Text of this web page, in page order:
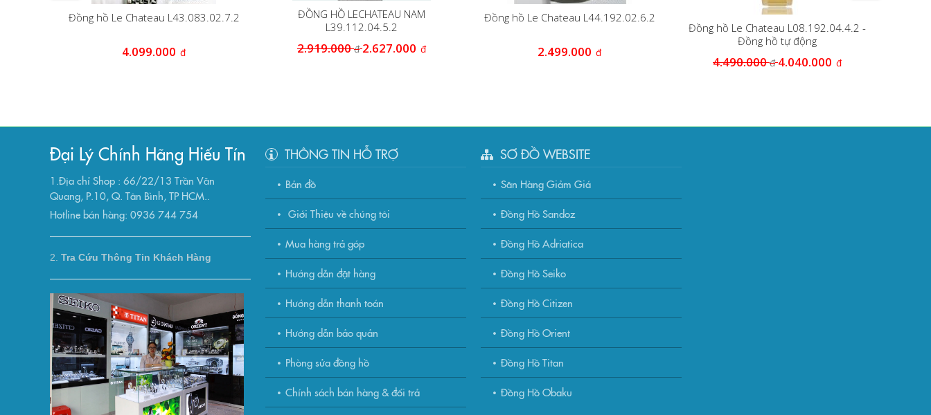
Đồng hồ Le Chateau L43.083.02.7.2
4.099.000 đ
ĐỒNG HỒ LECHATEAU NAM
L39.112.04.5.2
2.919.000đ 2.627.000 đ
Đồng hồ Le Chateau L44.192.02.6.2
2.499.000 đ
Đồng hồ Le Chateau L08.192.04.4.2 -
Đồng hồ tự động
4.490.000đ 4.040.000 đ
Đại Lý Chính Hãng Hiếu Tín
1.Địa chỉ Shop : 66/22/13 Trần Văn
Quang, P.10, Q. Tân Bình, TP HCM..
Hotline bán hàng: 0936 744 754
2. Tra Cứu Thông Tin Khách Hàng
THÔNG TIN HỖ TRỢ
Bản đồ
Giới Thiệu về chúng tôi
Mua hàng trả góp
Hướng dẫn đặt hàng
Hướng dẫn thanh toán
Hướng dẫn bảo quản
Phòng sửa đồng hồ
Chính sách bán hàng & đổi trả
SƠ ĐỒ WEBSITE
Săn Hàng Giảm Giá
Đồng Hồ Sandoz
Đồng Hồ Adriatica
Đồng Hồ Seiko
Đồng Hồ Citizen
Đồng Hồ Orient
Đồng Hồ Titan
Đồng Hồ Obaku